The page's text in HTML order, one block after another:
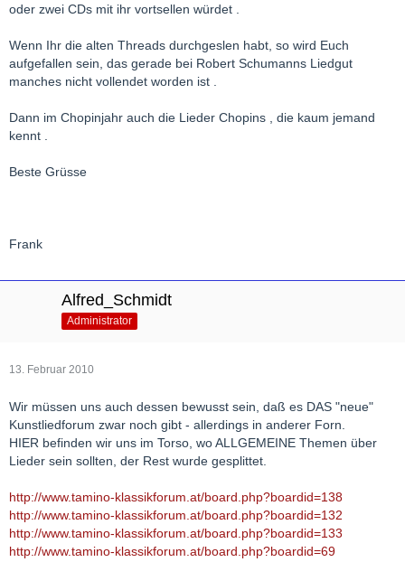
oder zwei CDs mit ihr vortsellen würdet .
Wenn Ihr die alten Threads durchgeslen habt, so wird Euch
aufgefallen sein, das gerade bei Robert Schumanns Liedgut
manches nicht vollendet worden ist .
Dann im Chopinjahr auch die Lieder Chopins , die kaum jemand
kennt .
Beste Grüsse
Frank
Alfred_Schmidt
Administrator
13. Februar 2010
Wir müssen uns auch dessen bewusst sein, daß es DAS "neue"
Kunstliedforum zwar noch gibt - allerdings in anderer Forn.
HIER befinden wir uns im Torso, wo ALLGEMEINE Themen über
Lieder sein sollten, der Rest wurde gesplittet.
http://www.tamino-klassikforum.at/board.php?boardid=138
http://www.tamino-klassikforum.at/board.php?boardid=132
http://www.tamino-klassikforum.at/board.php?boardid=133
http://www.tamino-klassikforum.at/board.php?boardid=69